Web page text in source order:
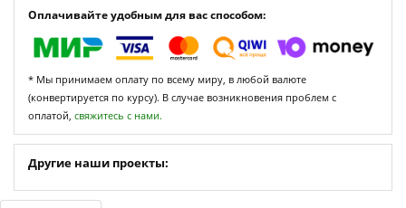
Оплачивайте удобным для вас способом:
* Мы принимаем оплату по всему миру, в любой валюте
(конвертируется по курсу). В случае возникновения проблем с
оплатой, свяжитесь с нами.
Другие наши проекты: